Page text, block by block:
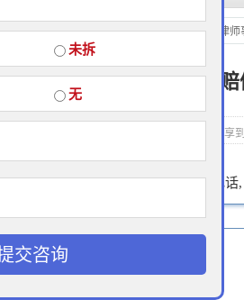
当前位置： 北京创为律师
违建拆除时是否有
27 11:40 作者：拆迁律师 浏览次数： 次 分享
热线:400-900-9881 请输入您的电话
未拆
无
交咨询